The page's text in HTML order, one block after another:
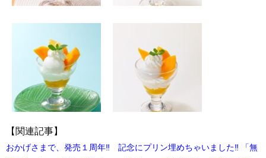
【関連記事】
おかげさまで、発売１周年‼ 記念にプリン埋めちゃいました‼ 「無